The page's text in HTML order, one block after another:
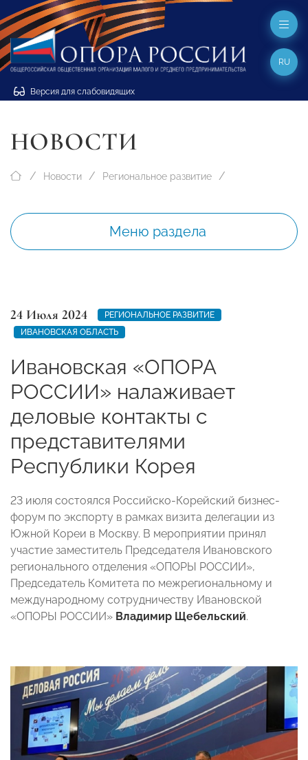
Версия для слабовидящих
RU
НОВОСТИ
Новости Региональное развитие
Меню раздела
24 Июля 2024
РЕГИОНАЛЬНОЕ РАЗВИТИЕ
ИВАНОВСКАЯ ОБЛАСТЬ
Ивановская «ОПОРА
РОССИИ» налаживает
деловые контакты с
представителями
Республики Корея
23 июля состоялся Российско-Корейский бизнес-
форум по экспорту в рамках визита делегации из
Южной Кореи в Москву. В мероприятии принял
участие заместитель Председателя Ивановского
регионального отделения «ОПОРЫ РОССИИ»,
Председатель Комитета по межрегиональному и
международному сотрудничеству Ивановской
«ОПОРЫ РОССИИ» Владимир Щебельский.